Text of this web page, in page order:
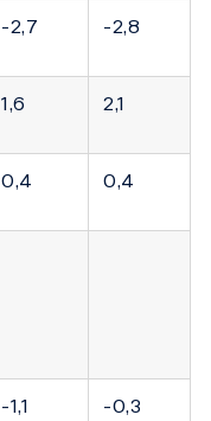
-2,7 -2,8
1,6 2,1
0,4 0,4
-1,1 -0,3